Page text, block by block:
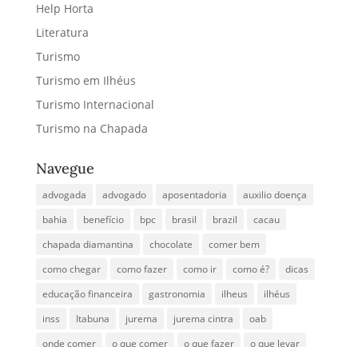
Help Horta
Literatura
Turismo
Turismo em Ilhéus
Turismo Internacional
Turismo na Chapada
Navegue
advogada advogado aposentadoria
auxilio doença
bahia
benefício bpc brasil brazil
cacau
chapada diamantina
chocolate
comer bem
como chegar
como fazer como ir como é?
dicas
educação financeira
gastronomia ilheus
ilhéus
inss
Itabuna jurema jurema cintra
oab
onde comer
o que comer o que fazer o que levar